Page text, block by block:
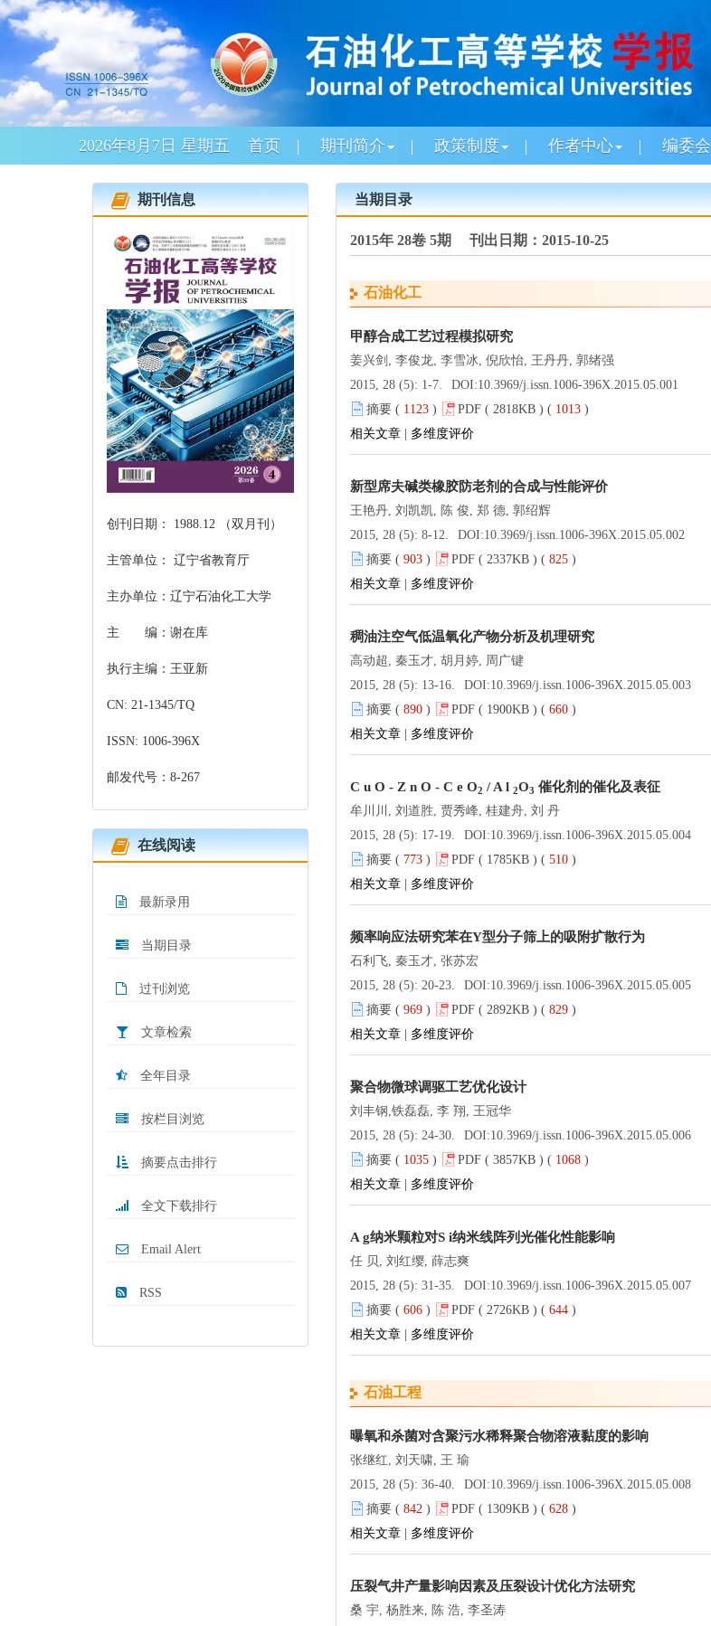
2026年8月7日 星期五 首页 期刊简介 政策制度 作者中心 编委会
当期目录
2015年 28卷 5期 刊出日期：2015-10-25
石油化工
甲醇合成工艺过程模拟研究
姜兴剑, 李俊龙, 李雪冰, 倪欣怡, 王丹丹, 郭绪强
2015, 28 (5): 1-7.
DOI:10.3969/j.issn.1006-396X.2015.05.001
摘要 ( 1123) PDF ( 2818KB ) ( 1013)
相关文章
多维度评价
新型席夫碱类橡胶防老剂的合成与性能评价
王艳丹, 刘凯凯, 陈 俊, 郑 德, 郭绍辉
2015, 28 (5): 8-12.
DOI:10.3969/j.issn.1006-396X.2015.05.002
摘要 (903) PDF ( 2337KB ) (825)
相关文章
多维度评价
稠油注空气低温氧化产物分析及机理研究
高动超, 秦玉才, 胡月婷, 周广键
2015, 28 (5): 13-16.
DOI:10.3969/j.issn.1006-396X.2015.05.003
摘要 (890) PDF ( 1900KB ) (660)
相关文章
多维度评价
C u O - Z n O - C e O2 / A l2O3 催化剂的催化及表征
牟川川, 刘道胜, 贾秀峰, 桂建舟, 刘 丹
2015, 28 (5): 17-19.
DOI:10.3969/j.issn.1006-396X.2015.05.004
摘要 ( 773) PDF ( 1785KB ) (510)
相关文章
多维度评价
频率响应法研究苯在Y型分子筛上的吸附扩散行为
石利飞, 秦玉才, 张苏宏
2015, 28 (5): 20-23.
DOI:10.3969/j.issn.1006-396X.2015.05.005
摘要 (969) PDF ( 2892KB ) (829)
相关文章
多维度评价
聚合物微球调驱工艺优化设计
刘丰钢,铁磊磊, 李 翔, 王冠华
2015, 28 (5): 24-30.
DOI:10.3969/j.issn.1006-396X.2015.05.006
摘要 ( 1035) PDF ( 3857KB ) ( 1068)
相关文章
多维度评价
A g纳米颗粒对S i纳米线阵列光催化性能影响
任 贝, 刘红缨, 薛志爽
2015, 28 (5): 31-35.
DOI:10.3969/j.issn.1006-396X.2015.05.007
摘要 (606) PDF ( 2726KB ) (644)
相关文章
多维度评价
石油工程
曝氧和杀菌对含聚污水稀释聚合物溶液黏度的影响
张继红, 刘天啸, 王 瑜
2015, 28 (5): 36-40.
DOI:10.3969/j.issn.1006-396X.2015.05.008
摘要 (842) PDF ( 1309KB ) (628)
相关文章
多维度评价
压裂气井产量影响因素及压裂设计优化方法研究
桑 宇, 杨胜来, 陈 浩, 李圣涛
期刊信息
创刊日期： 1988.12 （双月刊）
主管单位： 辽宁省教育厅
主办单位：辽宁石油化工大学
主 编：谢在库
执行主编：王亚新
CN: 21-1345/TQ
ISSN: 1006-396X
邮发代号：8-267
在线阅读
最新录用
当期目录
过刊浏览
文章检索
全年目录
按栏目浏览
摘要点击排行
全文下载排行
Email Alert
RSS